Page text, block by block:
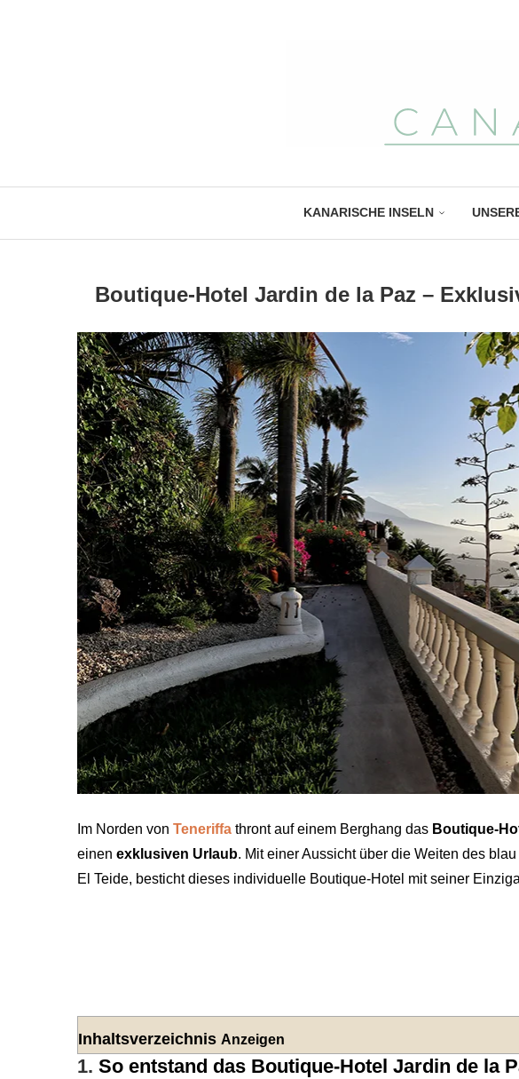
KANARISCHE INSELN
Boutique-Hotel Jardin de la Paz –
Im Norden von Teneriffa thront auf einem Berghang das Boutique-
einen exklusiven Urlaub. Mit einer Aussicht über die Weiten des
El Teide, besticht dieses individuelle Boutique-Hotel mit seiner
Inhaltsverzeichnis Anzeigen
1. So entstand das Boutique-Hotel Jardin de la